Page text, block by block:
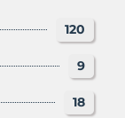
120
9
18